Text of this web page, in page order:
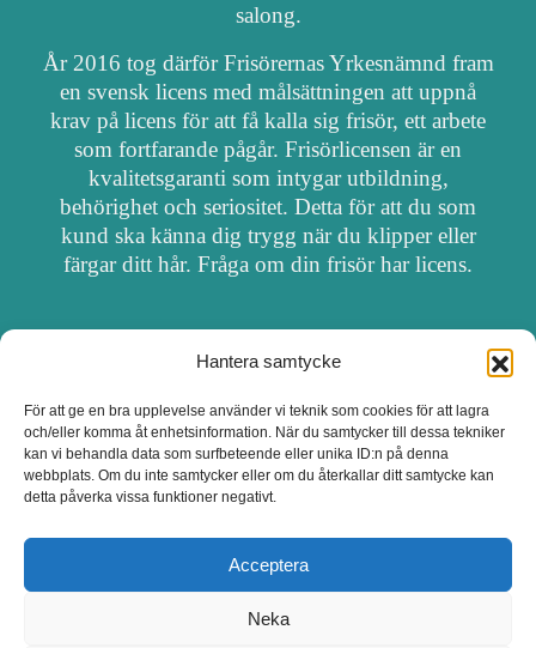
Hantera samtycke
För att ge en bra upplevelse använder vi teknik som cookies för att lagra
och/eller komma åt enhetsinformation. När du samtycker till dessa tekniker
kan vi behandla data som surfbeteende eller unika ID:n på denna
webbplats. Om du inte samtycker eller om du återkallar ditt samtycke kan
detta påverka vissa funktioner negativt.
Acceptera
Neka
salong.
År 2016 tog därför Frisörernas Yrkesnämnd fram
en svensk licens med målsättningen att uppnå
krav på licens för att få kalla sig frisör, ett arbete
som fortfarande pågår. Frisörlicensen är en
kvalitetsgaranti som intygar utbildning,
behörighet och seriositet. Detta för att du som
kund ska känna dig trygg när du klipper eller
färgar ditt hår. Fråga om din frisör har licens.
OM FRISÖRSÖK
UPPDATERA SALONG